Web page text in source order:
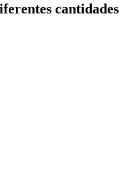
cantidades